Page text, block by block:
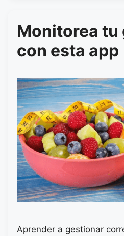
Monitorea tu
con esta app
Aprender a gestionar